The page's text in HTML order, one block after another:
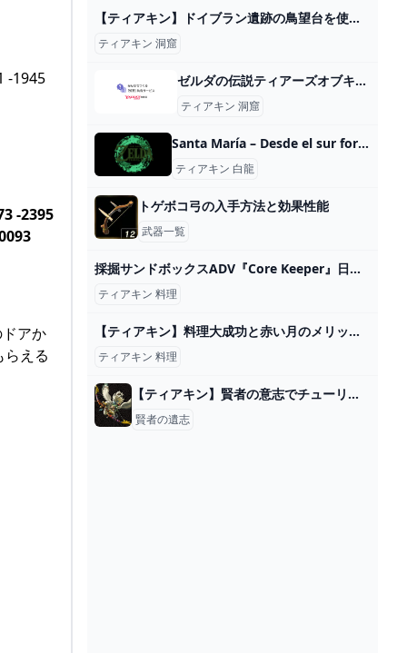
-1945
-2395
アか
える
【ティアキン】ドイブラン遺跡の鳥望台を使えるようにする方法【ゼルダの伝説ティアーズオブザキングダム】
ティアキン 洞窟
ゼルダの伝説ティアーズオブキングダムで質問です。マヨイの落し物があと１つのと... - Yahoo!知恵袋
ティアキン 洞窟
Santa María – Desde el sur forjamos el futuro
ティアキン 白龍
トゲボコ弓の入手方法と効果性能
武器一覧
採掘サンドボックスADV『Core Keeper』日本語パッケージ版2024年夏発売―PS4/PS5/スイッチ向けに Game*Spark - 国内・海外ゲーム情報サイト
ティアキン 料理
【ティアキン】料理大成功と赤い月のメリットと出現方法まとめ - 【遊戯王 最新情報】まいログ:遊戯王TCGやトレンド情報まとめ
ティアキン 料理
【ティアキン】賢者の意志でチューリの次は誰が強化おすすめ？ ゼルダの伝説ティアキンまとめっち ゼルダの伝説ティアーズ オブ ザ キングダム
賢者の遺志